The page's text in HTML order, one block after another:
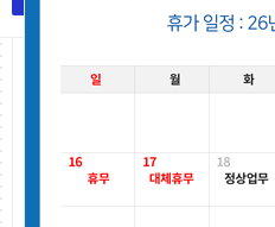
의료진 소개 수정요청